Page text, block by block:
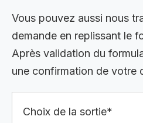
Vous pouvez aussi nous
demande en replissant le
Après validation du
une confirmation de votre
Choix de la sortie*